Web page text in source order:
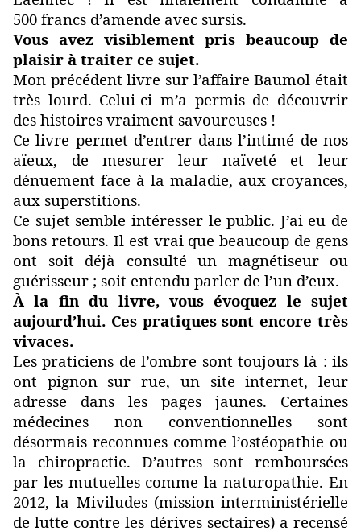
500 francs d’amende avec sursis.
Vous avez visiblement pris beaucoup de
plaisir à traiter ce sujet.
Mon précédent livre sur l’affaire Baumol était
très lourd. Celui-ci m’a permis de découvrir
des histoires vraiment savoureuses !
Ce livre permet d’entrer dans l’intimé de nos
aïeux, de mesurer leur naïveté et leur
dénuement face à la maladie, aux croyances,
aux superstitions.
Ce sujet semble intéresser le public. J’ai eu de
bons retours. Il est vrai que beaucoup de gens
ont soit déjà consulté un magnétiseur ou
guérisseur ; soit entendu parler de l’un d’eux.
À la fin du livre, vous évoquez le sujet
aujourd’hui. Ces pratiques sont encore très
vivaces.
Les praticiens de l’ombre sont toujours là : ils
ont pignon sur rue, un site internet, leur
adresse dans les pages jaunes. Certaines
médecines non conventionnelles sont
désormais reconnues comme l’ostéopathie ou
la chiropractie. D’autres sont remboursées
par les mutuelles comme la naturopathie. En
2012, la Miviludes (mission interministérielle
de lutte contre les dérives sectaires) a recensé